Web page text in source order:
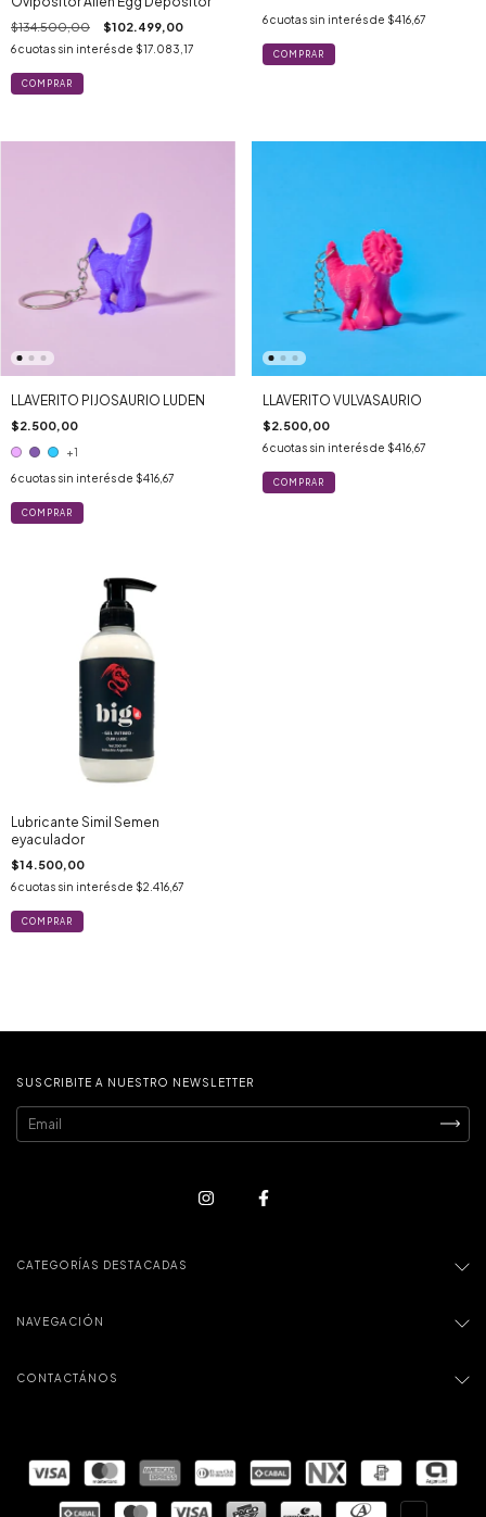
$134.500,00 $102.499,00
6cuotas sin interés de $17.083,17
6 cuotas sin interés de $416,67
COMPRAR
LLAVERITO PIJOSAURIO LUDEN
$2.500,00
+1
6cuotas sin interés de $416,67
COMPRAR
LLAVERITO VULVASAURIO
$2.500,00
6 cuotas sin interés de $416,67
Lubricante Simil Semen
eyaculador
$14.500,00
6cuotas sin interés de $2.416,67
SUSCRIBITE A NUESTRO NEWSLETTER
CATEGORÍAS DESTACADAS
NAVEGACIÓN
CONTACTÁNOS